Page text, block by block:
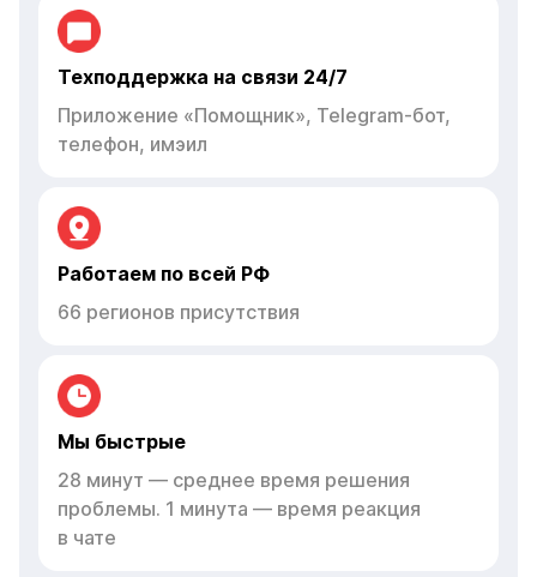
Техподдержка на связи 24/7
Приложение «Помощник», Telegram-бот,
телефон, имэил
Работаем по всей РФ
66 регионов присутствия
Мы быстрые
28 минут — среднее время решения
проблемы. 1 минута — время реакция
в чате